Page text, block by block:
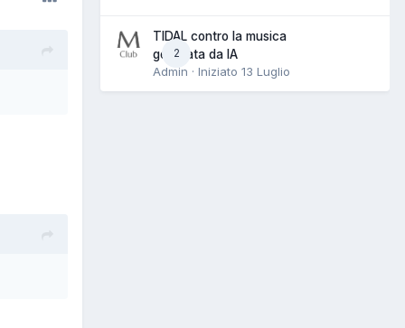
2
TIDAL contro la musica
generata da IA
Admin · Iniziato 13 Luglio